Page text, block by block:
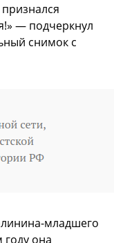
— подчеркнул
снимок с
младшего
она